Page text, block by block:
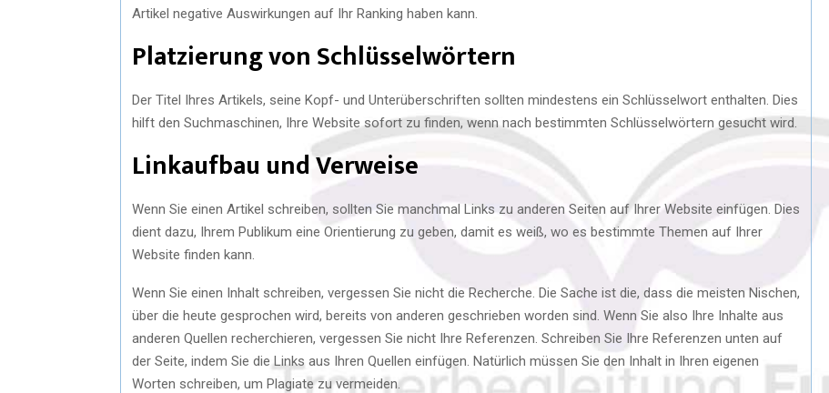
Artikel negative Auswirkungen auf Ihr Ranking haben kann.
Platzierung von Schlüsselwörtern
Der Titel Ihres Artikels, seine Kopf- und Unterüberschriften sollten mindestens ein Schlüsselwort enthalten. Dies
hilft den Suchmaschinen, Ihre Website sofort zu finden, wenn nach bestimmten Schlüsselwörtern gesucht wird.
Linkaufbau und Verweise
Wenn Sie einen Artikel schreiben, sollten Sie manchmal Links zu anderen Seiten auf Ihrer Website einfügen. Dies
dient dazu, Ihrem Publikum eine Orientierung zu geben, damit es weiß, wo es bestimmte Themen auf Ihrer
Website finden kann.
Wenn Sie einen Inhalt schreiben, vergessen Sie nicht die Recherche. Die Sache ist die, dass die meisten Nischen,
über die heute gesprochen wird, bereits von anderen geschrieben worden sind. Wenn Sie also Ihre Inhalte aus
anderen Quellen recherchieren, vergessen Sie nicht Ihre Referenzen. Schreiben Sie Ihre Referenzen unten auf
der Seite, indem Sie die Links aus Ihren Quellen einfügen. Natürlich müssen Sie den Inhalt in Ihren eigenen
Worten schreiben, um Plagiate zu vermeiden.